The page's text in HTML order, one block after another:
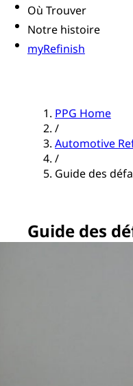
Où Trouver
Notre histoire
myRefinish
PPG Home
/
Automotive
/
Guide des
Guide des